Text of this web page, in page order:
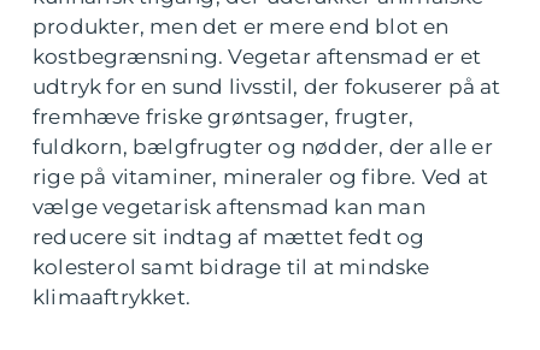
produkter, men det er mere end blot en
kostbegrænsning. Vegetar aftensmad er et
udtryk for en sund livsstil, der fokuserer på at
fremhæve friske grøntsager, frugter,
fuldkorn, bælgfrugter og nødder, der alle er
rige på vitaminer, mineraler og fibre. Ved at
vælge vegetarisk aftensmad kan man
reducere sit indtag af mættet fedt og
kolesterol samt bidrage til at mindske
klimaaftrykket.